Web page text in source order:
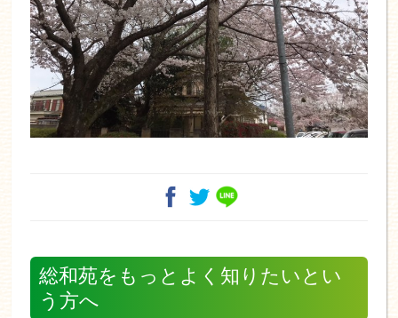
総和苑をもっとよく知りたいとい
う方へ